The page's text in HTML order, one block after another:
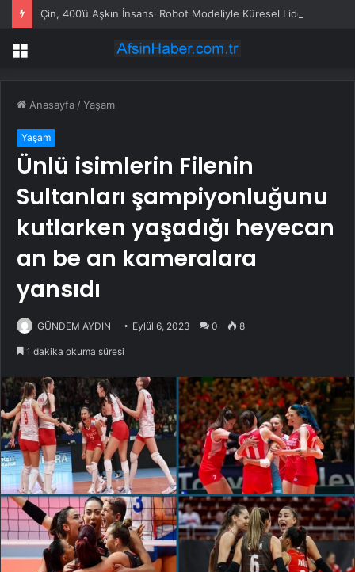
Menü
Anasayfa /Yaşam
Yaşam
Ünlü isimlerin Filenin
Sultanları şampiyonluğunu
kutlarken yaşadığı heyecan
an be an kameralara
yansıdı
GÜNDEM AYDIN Eylül 6, 2023 0 8
1 dakika okuma süresi